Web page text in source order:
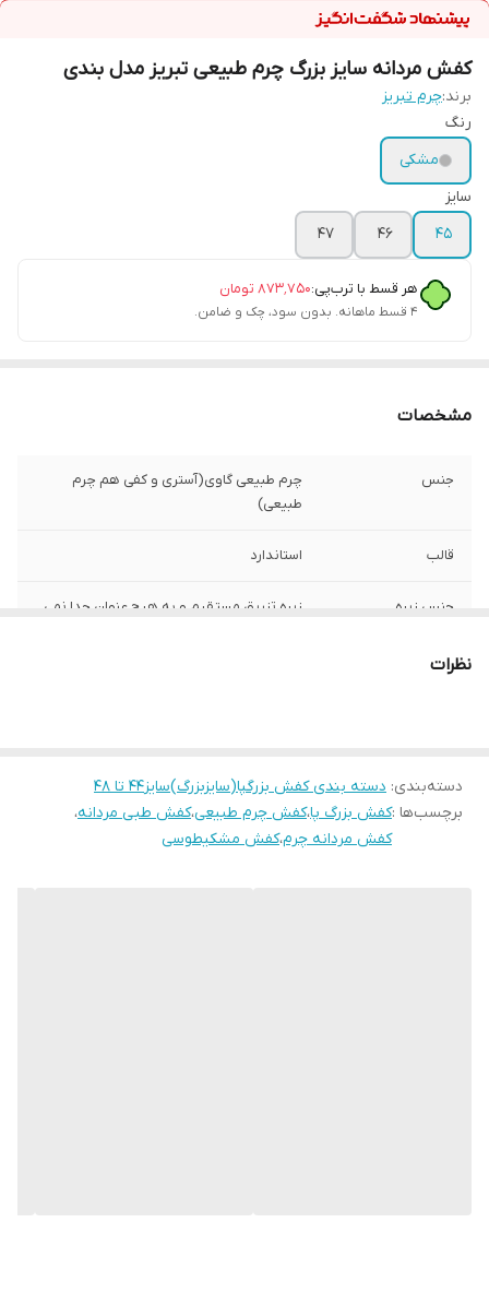
کفش مردانه سایز بزرگ چرم طبیعی تبریز مدل بندی
برند:چرم تبریز
رنگ
مشکی
سایز
۴۵
۴۶ ۴۷
هر قسط با ترب‌پی:۸۷۳٬۷۵۰ تومان
۴ قسط ماهانه. بدون سود، چک و ضامن.
مشخصات
جنس
چرم طبیعی گاوی(آستری و کفی هم چرم
طبیعی)
قالب استاندارد
جنس زیره
زیره تزریق مستقیم و به هیچ عنوان جدا نمی
میزان راحتی پا خوب
نحوه بسته شدن
بندی
نظرات
دسته‌بندی: دسته بندی کفش بزرگپا(سایزبزرگ)سایز44 تا 48
برچسب‌ها :کفش بزرگ پا،کفش چرم طبیعی،کفش طبی مردانه،
کفش مردانه چرم،کفش مشکیطوسی